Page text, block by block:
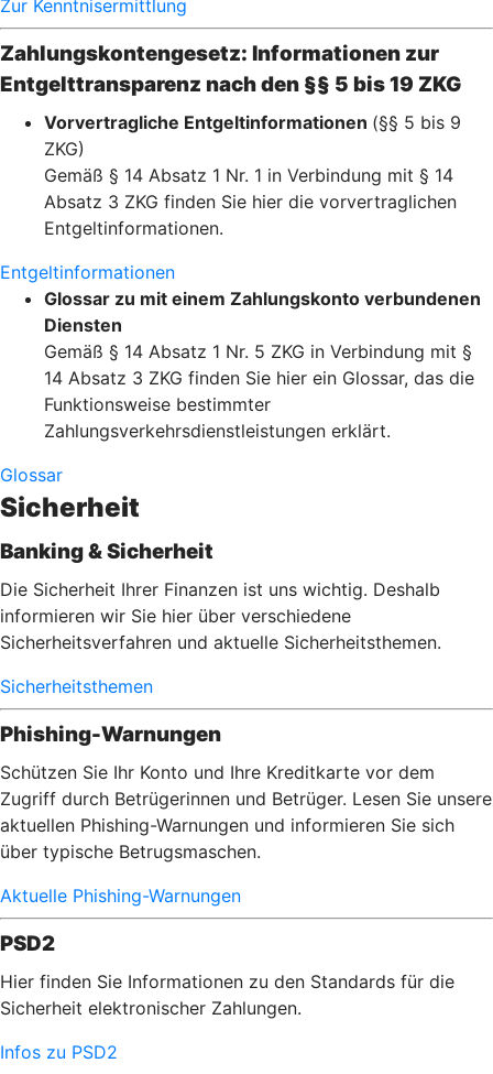
Zur Kenntnisermittlung
Zahlungskontengesetz: Informationen zur
Entgelttransparenz nach den §§ 5 bis 19 ZKG
Vorvertragliche Entgeltinformationen (§§ 5 bis 9
ZKG)
Gemäß § 14 Absatz 1 Nr. 1 in Verbindung mit § 14
Absatz 3 ZKG finden Sie hier die vorvertraglichen
Entgeltinformationen.
Entgeltinformationen
Glossar zu mit einem Zahlungskonto verbundenen
Diensten
Gemäß § 14 Absatz 1 Nr. 5 ZKG in Verbindung mit §
14 Absatz 3 ZKG finden Sie hier ein Glossar, das die
Funktionsweise bestimmter
Zahlungsverkehrsdienstleistungen erklärt.
Glossar
Sicherheit
Banking & Sicherheit
Die Sicherheit Ihrer Finanzen ist uns wichtig. Deshalb
informieren wir Sie hier über verschiedene
Sicherheitsverfahren und aktuelle Sicherheitsthemen.
Sicherheitsthemen
Phishing-Warnungen
Schützen Sie Ihr Konto und Ihre Kreditkarte vor dem
Zugriff durch Betrügerinnen und Betrüger. Lesen Sie unsere
aktuellen Phishing-Warnungen und informieren Sie sich
über typische Betrugsmaschen.
Aktuelle Phishing-Warnungen
PSD2
Hier finden Sie Informationen zu den Standards für die
Sicherheit elektronischer Zahlungen.
Infos zu PSD2